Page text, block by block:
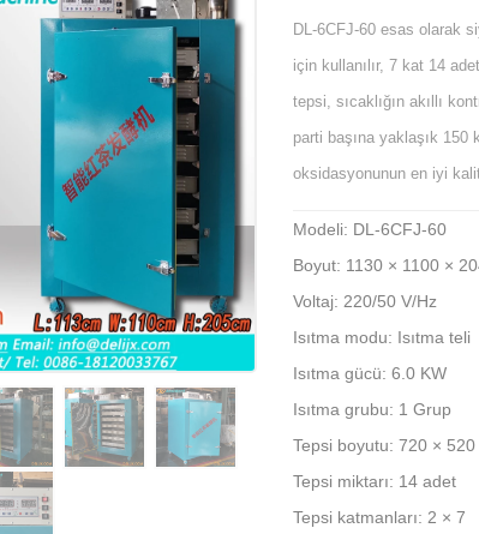
DL-6CFJ-60 esas olarak
için kullanılır, 7 kat 14
tepsi, sıcaklığın akıllı
parti başına yaklaşık
oksidasyonunun en iyi
Modeli: DL-6CFJ-60
Boyut: 1130 × 1100 ×
Voltaj: 220/50 V/Hz
Isıtma modu: Isıtma teli
Isıtma gücü: 6.0 KW
Isıtma grubu: 1 Grup
Tepsi boyutu: 720 ×
Tepsi miktarı: 14 adet
Tepsi katmanları: 2 × 7